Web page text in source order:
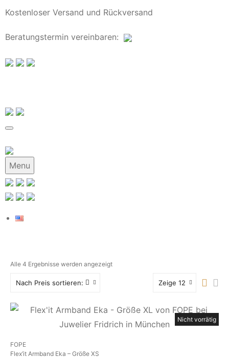
Kostenloser Versand und Rückversand
Beratungstermin vereinbaren:
Menu
Alle 4 Ergebnisse werden angezeigt
Nach Preis sortieren: Zeige 12
Nicht vorrätig
FOPE
Flex’it Armband Eka – Größe XS